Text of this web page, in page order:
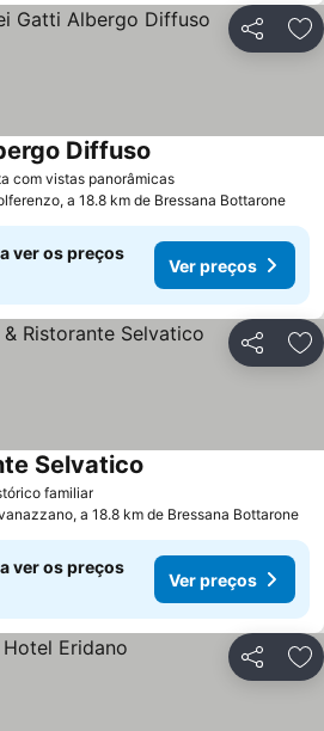
Partilhar
com vistas panorâmicas
Diffuso
a 18.8 km de Bressana Bottarone
ver os preços
Ver preços
Partilhar
familiar
Selvatico
a 18.8 km de Bressana Bottarone
ver os preços
Ver preços
Partilhar